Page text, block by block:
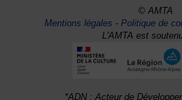
© AMTA
Mentions légales -Politique de
L'AMTA est
*ADN : Acteur de